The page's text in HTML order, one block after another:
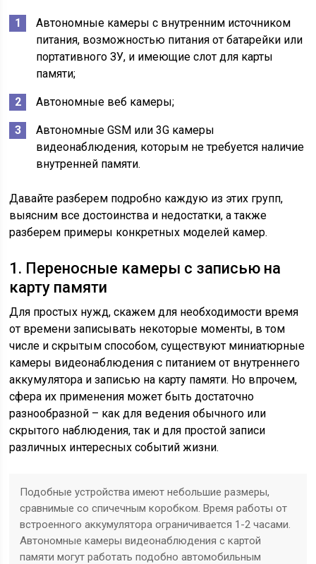
Автономные камеры с внутренним источником
питания, возможностью питания от батарейки или
портативного ЗУ, и имеющие слот для карты
памяти;
Автономные веб камеры;
Автономные GSM или 3G камеры
видеонаблюдения, которым не требуется наличие
внутренней памяти.
Давайте разберем подробно каждую из этих групп,
выясним все достоинства и недостатки, а также
разберем примеры конкретных моделей камер.
1. Переносные камеры с записью на
карту памяти
Для простых нужд, скажем для необходимости время
от времени записывать некоторые моменты, в том
числе и скрытым способом, существуют миниатюрные
камеры видеонаблюдения с питанием от внутреннего
аккумулятора и записью на карту памяти. Но впрочем,
сфера их применения может быть достаточно
разнообразной – как для ведения обычного или
скрытого наблюдения, так и для простой записи
различных интересных событий жизни.
Подобные устройства имеют небольшие размеры,
сравнимые со спичечным коробком. Время работы от
встроенного аккумулятора ограничивается 1-2 часами.
Автономные камеры видеонаблюдения с картой
памяти могут работать подобно автомобильным